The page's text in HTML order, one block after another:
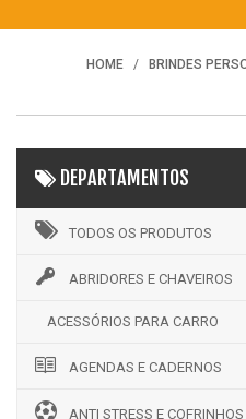
HOME BRINDES
DEPARTAMENTOS
TODOS OS PRODUTOS
ABRIDORES E CHAVEIROS
ACESSÓRIOS PARA CARRO
AGENDAS E CADERNOS
ANTI STRESS E COFRINHOS